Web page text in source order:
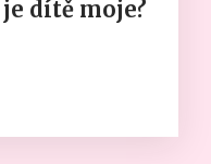
dítě moje?